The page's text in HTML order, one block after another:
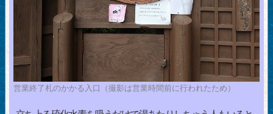
営業終了札のかかる入口（撮影は営業時間前に行われたため）